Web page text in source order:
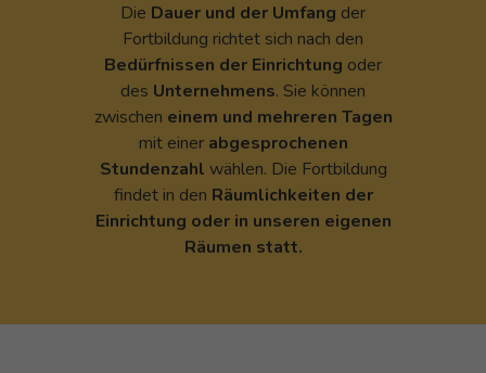
Die Dauer und der Umfang der
Fortbildung richtet sich nach den
Bedürfnissen der Einrichtung oder
des Unternehmens. Sie können
zwischen einem und mehreren Tagen
mit einer abgesprochenen
Stundenzahl wählen. Die Fortbildung
findet in den Räumlichkeiten der
Einrichtung oder in unseren eigenen
Räumen statt.